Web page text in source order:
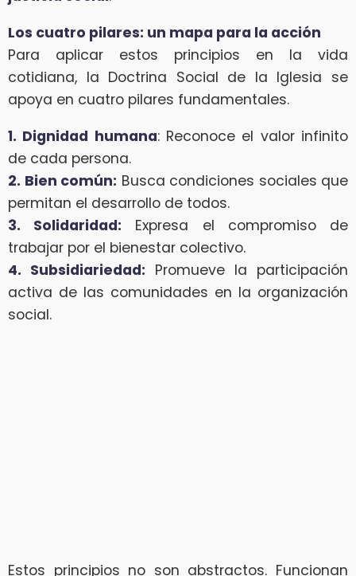
Los cuatro pilares: un mapa para la acción
Para aplicar estos principios en la vida
cotidiana, la Doctrina Social de la Iglesia se
apoya en cuatro pilares fundamentales.
1. Dignidad humana: Reconoce el valor infinito
de cada persona.
2. Bien común: Busca condiciones sociales que
permitan el desarrollo de todos.
3. Solidaridad: Expresa el compromiso de
trabajar por el bienestar colectivo.
4. Subsidiariedad: Promueve la participación
activa de las comunidades en la organización
social.
Estos principios no son abstractos. Funcionan